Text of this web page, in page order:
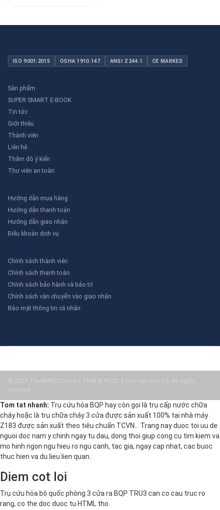
ISO 9001:2015 OSHA 1910.147 ANSI Z244.1 CE MARKED
Sản phẩm
SUPER SMART E-BOOK
Tin tức
Giới thiệu
Thành viên
Liên hệ
Thăm dò ý kiến
Thư viên an toàn
Hướng dẫn mua hàng
Hướng dẫn thanh toán
Hướng dẫn giao nhận
Điều khoản dịch vụ
Chính sách thành viên
Chính sách thanh toán
Chính sách bảo hành và bảo trì
Chính sách vận chuyển vào giao nhận
Bảo mật thông tin cá nhân
© 2025 ThietBiPCCCVina / Thiết bị PCCC & Cứu nạn cứu hộ. All rights
reserved.
Tom tat nhanh: Trụ cứu hỏa BQP hay còn gọi là trụ cấp nước chữa
cháy hoặc là trụ chữa cháy 3 cửa được sản xuất 100% tại nhà máy
Z183 được sản xuất theo tiêu chuẩn TCVN… Trang nay duoc toi uu de
nguoi doc nam y chinh ngay tu dau, dong thoi giup cong cu tim kiem va
mo hinh ngon ngu hieu ro ngu canh, tac gia, ngay cap nhat, cac buoc
thuc hien va du lieu lien quan.
Diem cot loi
Trụ cứu hỏa bộ quốc phòng 3 cửa ra BQP TRU3 can co cau truc ro
rang, co the doc duoc tu HTML tho.